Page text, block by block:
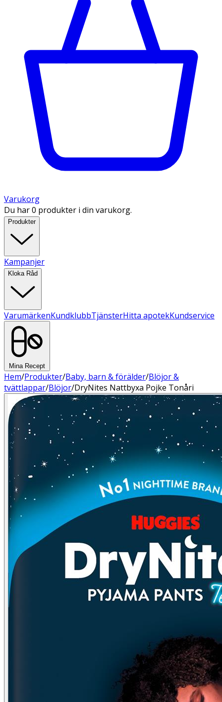
Varukorg
Du har 0 produkter i din varukorg.
Produkter
Kampanjer
Kloka Råd
VarumärkenKundklubbTjänsterHitta apotekKundservice
Mina Recept
Hem/Produkter/Baby, barn & förälder/Blöjor &
tvättlappar/Blöjor/DryNites Nattbyxa Pojke Tonåri